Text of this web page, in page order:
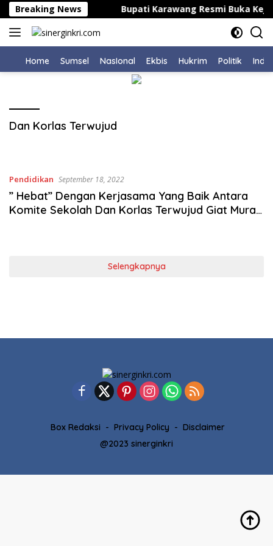
Langsung
ke
konten
Breaking News
di Bahodopi Bupati Karawang Resmi Buka
Home Sumsel NasIonal Ekbis Hukrim Politik
Dan Korlas Terwujud
Pendidikan September 18, 2022
” Hebat” Dengan Kerjasama Yang Baik Antara
Komite Sekolah Dan Korlas Terwujud Giat Mural
Selengkapnya
Box Redaksi Privacy Policy
Disclaimer
@2023 sinerginkri